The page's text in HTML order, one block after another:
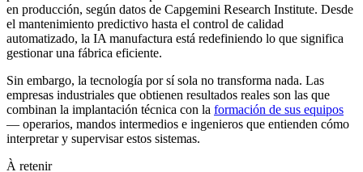
en producción, según datos de Capgemini Research Institute. Desde
el mantenimiento predictivo hasta el control de calidad
automatizado, la IA manufactura está redefiniendo lo que significa
gestionar una fábrica eficiente.
Sin embargo, la tecnología por sí sola no transforma nada. Las
empresas industriales que obtienen resultados reales son las que
combinan la implantación técnica con la formación de sus equipos
— operarios, mandos intermedios e ingenieros que entienden cómo
interpretar y supervisar estos sistemas.
À retenir